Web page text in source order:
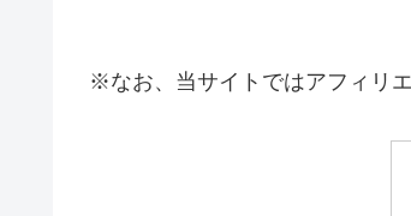
※なお、当サイトではアフィリ